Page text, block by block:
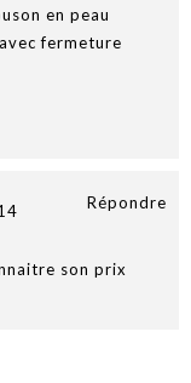
en peau
fermeture
Répondre
son prix